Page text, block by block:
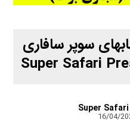
سوپر سافاری
Super Safari
16/04/